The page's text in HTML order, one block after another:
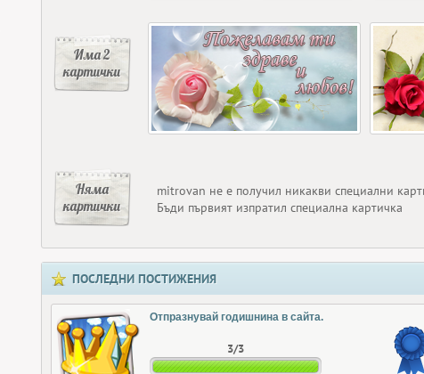
Има 2
картички
Няма
картички
mitrovan не е получил никакви специални
Бъди първият изпратил специална картичка
ПОСЛЕДНИ ПОСТИЖЕНИЯ
Отпразнувай годишнина в сайта.
3/3